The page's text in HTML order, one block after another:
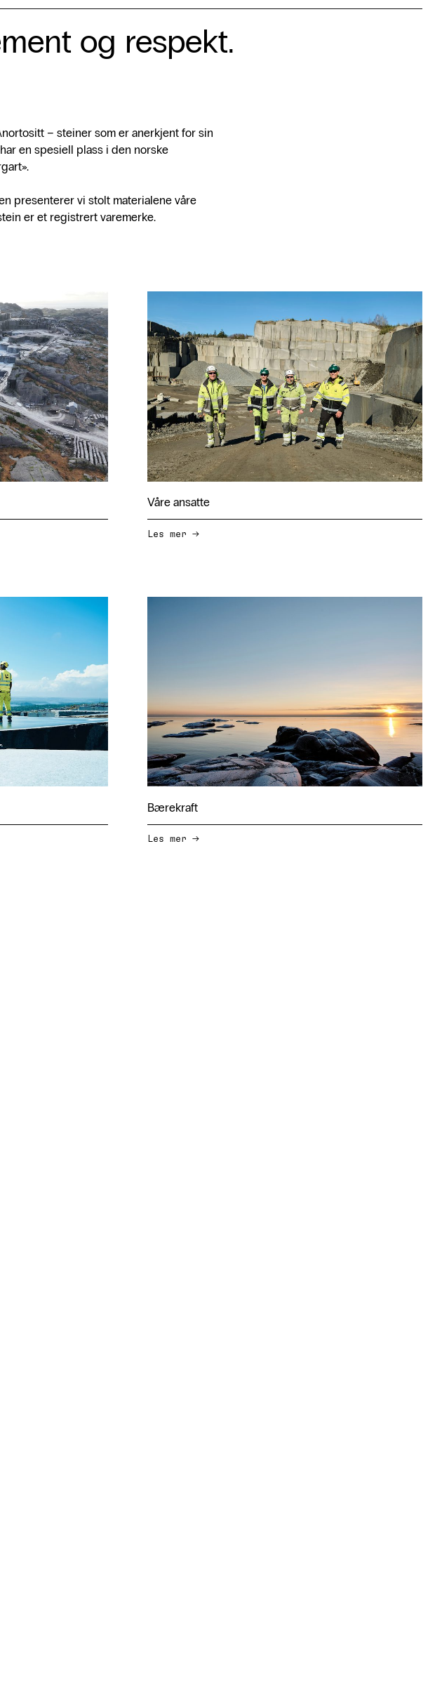
og respekt.
– steiner som er anerkjent for sin
en spesiell plass i den norske
presenterer vi stolt materialene våre
er et registrert varemerke.
Våre ansatte
Les mer →
Bærekraft
Les mer →